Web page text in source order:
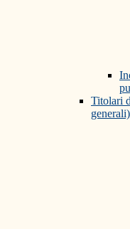
Titolari
generali)